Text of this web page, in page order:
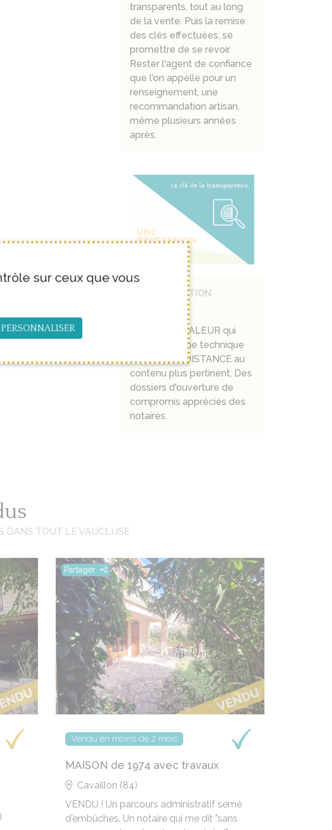
transparents, tout au long
de la vente. Puis la remise
des clés effectuées, se
promettre de se revoir.
Rester l'agent de confiance
que l'on appelle pour un
renseignement, une
recommandation artisan,
même plusieurs années
après.
UNE PRESTATION
DIFFÉRENTE
Un AVIS DE VALEUR qui
sort du lot, Une technique
de VISITE À DISTANCE au
contenu plus pertinent, Des
dossiers d'ouverture de
compromis appréciés des
notaires.
DANS TOUT LE VAUCLUSE
Partager
Vendu en moins de 2 mois
MAISON de 1974 avec travaux
Cavaillon (84)
VENDU ! Un parcours administratif semé
d'embûches. Un notaire qui me dit "sans
sur ceux que vous
PERSONNALISER